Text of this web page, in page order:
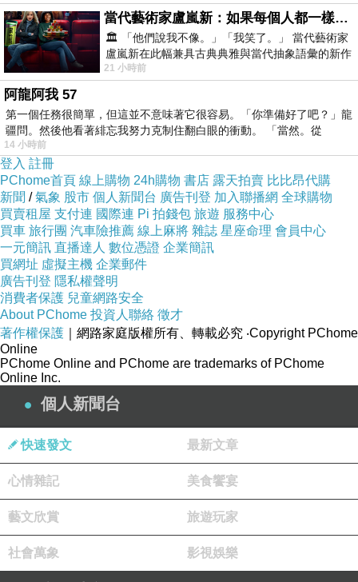
↓↓↓限量特惠的優惠按鈕↓↓↓
【 逸奇e-Kit牛奶瓶造型暖手寶 】
●奶瓶造型符合人體工學，輕巧好拿，大人小孩都適用
●發熱迅速、受熱均勻，LED電源顯示燈
●內建電池可以USB方式充電，重複使用經濟又環保
比較ptt
從外觀開始治癒你冷冷的心，暖暖熱意滑入心
底，
人生中空虛寂寞冷生理期anytime都需要它來溫
暖你！
當代藝術家盧嵐新：如果每個人都一樣，這世界該有多無聊？
🏛️ 「他們說我不像。」「我笑了。」 當代藝術家
盧嵐新在此幅兼具古典典雅與當代抽象語彙的新作
中，以沈靜的藍色空間為背景，描繪了
21 小時前
阿龍阿我 57
第一個任務很簡單，但這並不意味著它很容易。「你準備好了吧？」龍
疆問。然後他看著緋忘我努力克制住翻白眼的衝動。 「當然。從
14 小時前
登入 註冊
PChome首頁 線上購物 24h購物 書店 露天拍賣 比比昂代購
新聞 /氣象 股市 個人新聞台 廣告刊登 加入聯播網 全球購物
買賣租屋 支付連 國際連 Pi 拍錢包 旅遊 服務中心
買車 旅行團 汽車險推薦 線上麻將 雜誌 星座命理 會員中心
一元簡訊 直播達人 數位憑證 企業簡訊
買網址 虛擬主機 企業郵件
廣告刊登 隱私權聲明
消費者保護 兒童網路安全
About PChome 投資人聯絡 徵才
著作權保護 ｜網路家庭版權所有、轉載必究 ‧Copyright PChome
Online
PChome Online and PChome are trademarks of PChome
Online Inc.
個人新聞台
快速發文 最新文章
心情雜記 美食饗宴
藝文欣賞 旅遊玩家
社會萬象 影視娛樂